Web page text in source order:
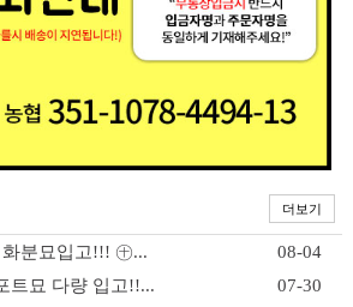
분묘입고!!! ㊉... 08-04
07-30
3차 입고!!!🌲&... 07-30
화분묘 입고!!!Ӿ... 05-07